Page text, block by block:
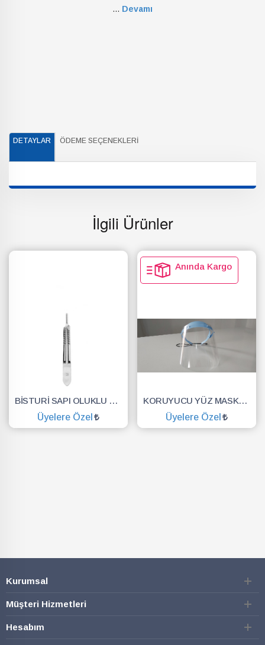
... Devamı
DETAYLAR ÖDEME SEÇENEKLERI
İlgili Ürünler
BİSTURİ SAPI OLUKLU NO.3
Üyelere Özel
Anında Kargo
KORUYUCU YÜZ MASKESİ SİPERLİK.YÜZ KALKANI.DENTAL MASKE
Üyelere Özel
Kurumsal
Müşteri Hizmetleri
Hesabım